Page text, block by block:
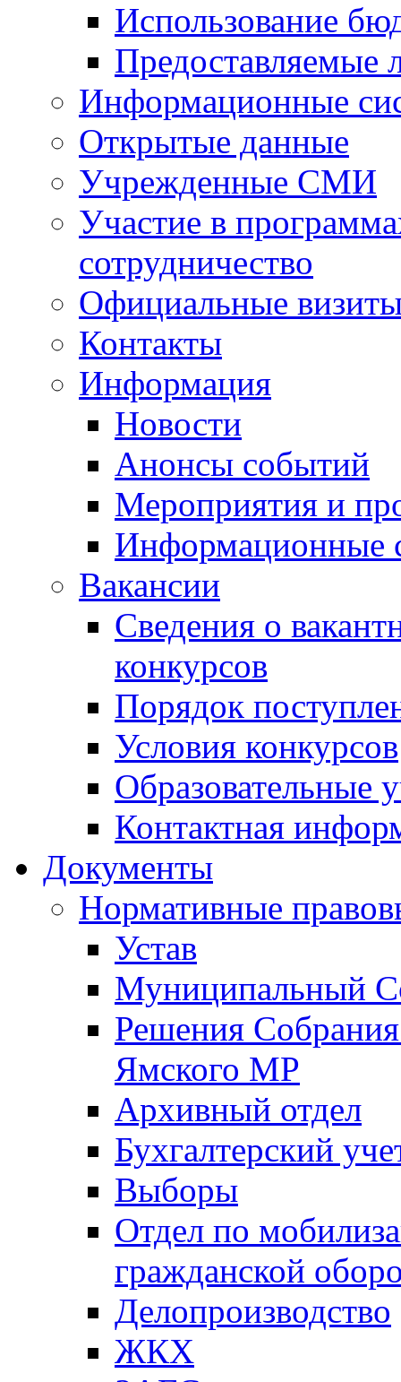
Использование
Предоставляемые
Информационные
Открытые данные
Учрежденные СМИ
Участие в
сотрудничество
Официальные
Контакты
Информация
Новости
Анонсы событий
Мероприятия и
Информационные
Вакансии
Сведения о
конкурсов
Порядок
Условия конкурсов
Образовательные
Контактная
Документы
Нормативные
Устав
Муниципальный
Решения
Ямского МР
Архивный отдел
Бухгалтерский
Выборы
Отдел по
гражданской
Делопроизводство
ЖКХ